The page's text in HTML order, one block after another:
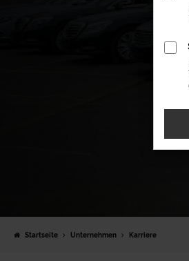
Startseite Unternehmen Karriere